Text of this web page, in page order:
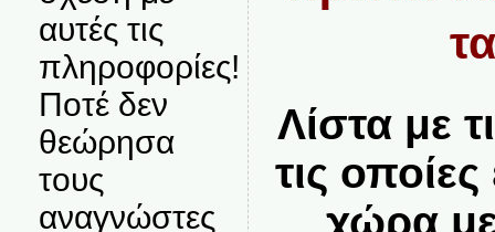
αυτές τις
πληροφορίες!
Ποτέ δεν
θεώρησα
τους
αναγνώστες
Λίστα με
τις
χώρα